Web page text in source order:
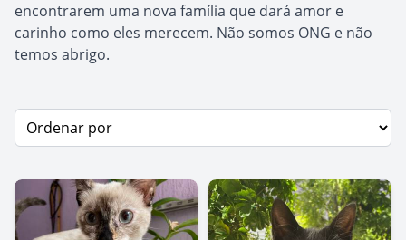
encontrarem uma nova família que dará amor e
carinho como eles merecem. Não somos ONG e não
temos abrigo.